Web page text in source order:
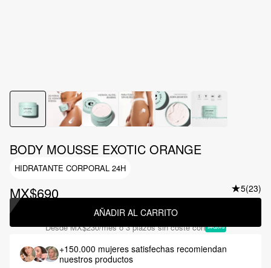
BODY MOUSSE EXOTIC ORANGE
HIDRATANTE CORPORAL 24H
MX$690 5(23)
AÑADIR AL CARRITO
DesdeMX$230/mes o 3 plazos sin coste con
+150.000 mujeres satisfechas recomiendan
nuestros productos